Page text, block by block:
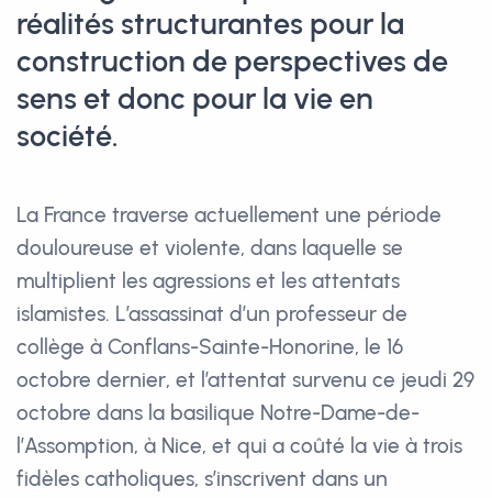
réalités structurantes pour la
construction de perspectives de
sens et donc pour la vie en
société.
La France traverse actuellement une période
douloureuse et violente, dans laquelle se
multiplient les agressions et les attentats
islamistes. L’assassinat d’un professeur de
collège à Conflans-Sainte-Honorine, le 16
octobre dernier, et l’attentat survenu ce jeudi 29
octobre dans la basilique Notre-Dame-de-
l’Assomption, à Nice, et qui a coûté la vie à trois
fidèles catholiques, s’inscrivent dans un